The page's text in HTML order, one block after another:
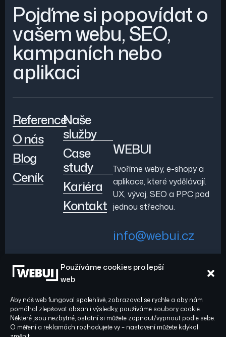
Používáme cookies pro lepší
web
Aby náš web fungoval spolehlivě, zobrazoval se rychle a aby nám
pomáhal zlepšovat obsah i výsledky, používáme soubory cookie.
Některé jsou nezbytné, ostatní si můžete zapnout/vypnout podle sebe.
O měření a reklamách rozhodujete vy – nastavení můžete kdykoli
Pojďme si popovídat o
vašem webu, SEO,
kampaních nebo
aplikaci
Reference
O nás
Blog
Ceník
Naše
služby
Case
study
Kariéra
Kontakt
WEBUI
Tvoříme weby, e-shopy a
aplikace, které vydělávají.
UX, vývoj, SEO a PPC pod
jednou střechou.
info@webui.cz
+420 778 029 782
© 2026 WEBUI. Všechna Sledujte nás: